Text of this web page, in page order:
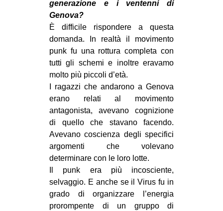
MANIFESTI
RECENSIONI
INTERNAZIONALE
AFRICA
ESTREMO ORIENTE
EUROPA
MEDIO ORIENTE
MONDO
EVENTI
generazione e i ventenni di
Genova?
È difficile rispondere a questa
domanda. In realtà il movimento
punk fu una rottura completa con
tutti gli schemi e inoltre eravamo
molto più piccoli d’età.
I ragazzi che andarono a Genova
erano relati al movimento
antagonista, avevano cognizione
di quello che stavano facendo.
Avevano coscienza degli specifici
argomenti che volevano
determinare con le loro lotte.
Il punk era più incosciente,
selvaggio. E anche se il Virus fu in
grado di organizzare l’energia
prorompente di un gruppo di